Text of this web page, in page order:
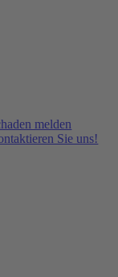
melden
Sie uns!